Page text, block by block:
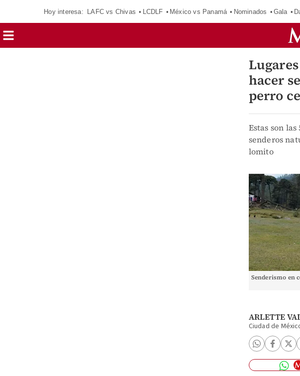
Hoy interesa: LAFC vs Chivas LCDLF México vs Panamá Nominados Gala
hacer
perro
Estas son
senderos
lomito
Senderismo en
ARLETTE
Ciudad de